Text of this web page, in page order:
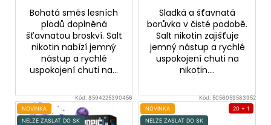
Bohatá směs lesních
plodů doplněná
šťavnatou broskví. Salt
nikotin nabízí jemný
nástup a rychlé
uspokojení chuti na...
Sladká a šťavnatá
borůvka v čisté podobě.
Salt nikotin zajišťuje
jemný nástup a rychlé
uspokojení chuti na
nikotin....
Kód:8594225390456
NOVINKA
NELZE ZASLAT DO SK
Kód:5056059583952
NOVINKA
NELZE ZASLAT DO SK
20 + 1